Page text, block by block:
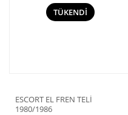
TÜKENDİ
ESCORT EL FREN TELİ
1980/1986